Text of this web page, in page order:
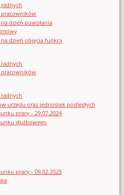
pracowników
dzień powołania
dzień objęcia funkcji
pracowników
urzędu oraz jednostek podległych
pracy - 29.07.2024
służbowego
pracy - 09.02.2025